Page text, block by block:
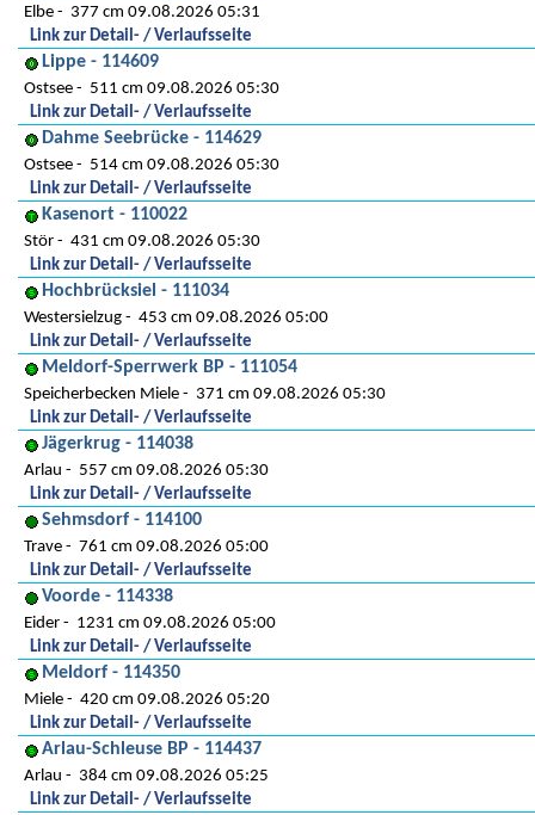
Elbe
377 cm 09.08.2026 05:31
Link zur Detail- / Verlaufsseite
Lippe - 114609
Ostsee
511 cm 09.08.2026 05:30
Link zur Detail- / Verlaufsseite
Dahme Seebrücke - 114629
Ostsee
514 cm 09.08.2026 05:30
Link zur Detail- / Verlaufsseite
Kasenort - 110022
Stör
431 cm 09.08.2026 05:30
Link zur Detail- / Verlaufsseite
Hochbrücksiel - 111034
Westersielzug
453 cm 09.08.2026 05:00
Link zur Detail- / Verlaufsseite
Meldorf-Sperrwerk BP - 111054
Speicherbecken Miele
371 cm 09.08.2026 05:30
Link zur Detail- / Verlaufsseite
Jägerkrug - 114038
Arlau
557 cm 09.08.2026 05:30
Link zur Detail- / Verlaufsseite
Sehmsdorf - 114100
Trave
761 cm 09.08.2026 05:00
Link zur Detail- / Verlaufsseite
Voorde - 114338
Eider
1231 cm 09.08.2026 05:00
Link zur Detail- / Verlaufsseite
Meldorf - 114350
Miele
420 cm 09.08.2026 05:20
Link zur Detail- / Verlaufsseite
Arlau-Schleuse BP - 114437
Arlau
384 cm 09.08.2026 05:25
Link zur Detail- / Verlaufsseite